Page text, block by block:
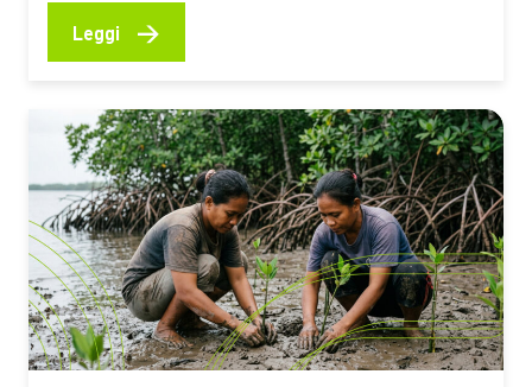
premiati dal Premio Demetra 2026 diventano una
chi mette in valigia un…
Leggi →